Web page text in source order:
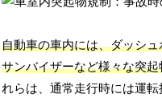
自動車の車内には、ダッシ
サンバイザーなど様々な突
れらは、通常走行時には運